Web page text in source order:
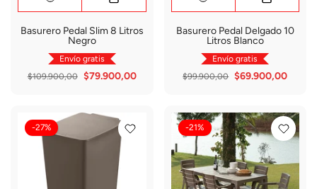
Basurero Pedal Slim 8 Litros
Negro
Envío gratis
$109.900,00 $79.900,00
Basurero Pedal Delgado 10
Litros Blanco
Envío gratis
$99.900,00 $69.900,00
-27% -21%